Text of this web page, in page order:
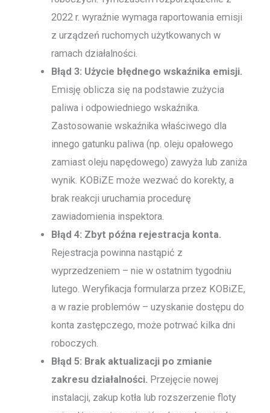
2022 r. wyraźnie wymaga raportowania emisji
z urządzeń ruchomych użytkowanych w
ramach działalności.
Błąd 3: Użycie błędnego wskaźnika emisji.
Emisję oblicza się na podstawie zużycia
paliwa i odpowiedniego wskaźnika.
Zastosowanie wskaźnika właściwego dla
innego gatunku paliwa (np. oleju opałowego
zamiast oleju napędowego) zawyża lub zaniża
wynik. KOBiZE może wezwać do korekty, a
brak reakcji uruchamia procedurę
zawiadomienia inspektora.
Błąd 4: Zbyt późna rejestracja konta.
Rejestracja powinna nastąpić z
wyprzedzeniem – nie w ostatnim tygodniu
lutego. Weryfikacja formularza przez KOBiZE,
a w razie problemów – uzyskanie dostępu do
konta zastępczego, może potrwać kilka dni
roboczych.
Błąd 5: Brak aktualizacji po zmianie
zakresu działalności. Przejęcie nowej
instalacji, zakup kotła lub rozszerzenie floty